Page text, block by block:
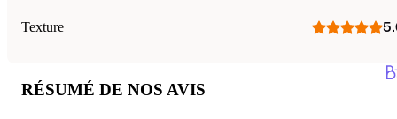
Texture
RÉSUMÉ DE NOS AVIS